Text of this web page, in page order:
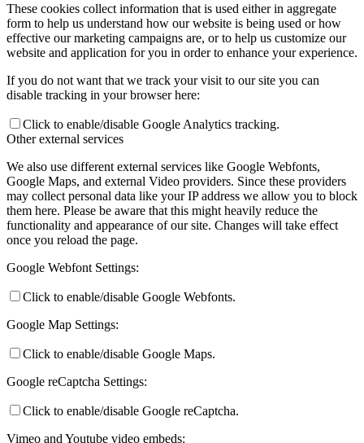
These cookies collect information that is used either in aggregate
form to help us understand how our website is being used or how
effective our marketing campaigns are, or to help us customize our
website and application for you in order to enhance your experience.
If you do not want that we track your visit to our site you can
disable tracking in your browser here:
Click to enable/disable Google Analytics tracking.
Other external services
We also use different external services like Google Webfonts,
Google Maps, and external Video providers. Since these providers
may collect personal data like your IP address we allow you to block
them here. Please be aware that this might heavily reduce the
functionality and appearance of our site. Changes will take effect
once you reload the page.
Google Webfont Settings:
Click to enable/disable Google Webfonts.
Google Map Settings:
Click to enable/disable Google Maps.
Google reCaptcha Settings:
Click to enable/disable Google reCaptcha.
Vimeo and Youtube video embeds: